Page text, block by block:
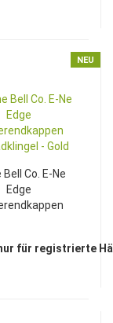
NEU
Bell Co. E-Ne
Edge
für registrierte